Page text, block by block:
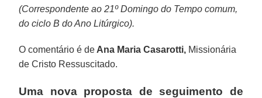
(Correspondente ao 21º Domingo do Tempo comum,
do ciclo B do Ano Litúrgico).
O comentário é de Ana Maria Casarotti, Missionária
de Cristo Ressuscitado.
Uma nova proposta de seguimento de